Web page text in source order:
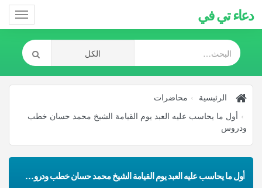
دعاء تي في
الرئيسية
محاضرات
أول ما يحاسب عليه العبد يوم القيامة الشيخ محمد حسان خطب
ودروس
أول ما يحاسب عليه العبد يوم القيامة الشيخ محمد حسان خطب ودروس تحميل Mp3